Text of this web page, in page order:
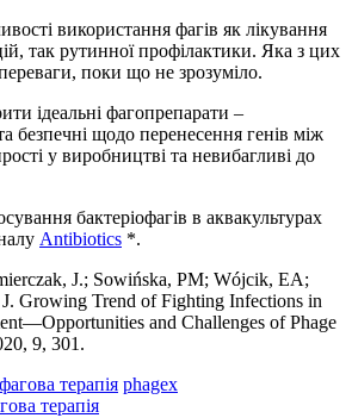
використання фагів як лікування
так рутинної профілактики. Яка з цих
поки що не зрозуміло.
ідеальні фагопрепарати –
безпечні щодо перенесення генів між
у виробництві та невибагливі до
бактеріофагів в аквакультурах
Antibiotics *.
J.; Sowińska, PM; Wójcik, EA;
Growing Trend of Fighting Infections in
and Challenges of Phage
9, 301.
phagex
терапія